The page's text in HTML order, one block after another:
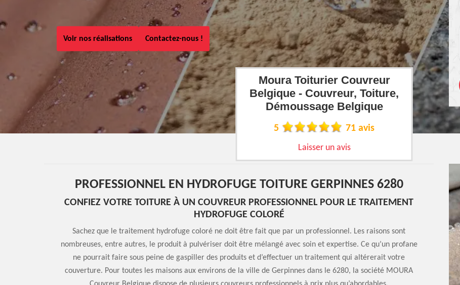
Voir nos réalisations Contactez-nous !
Moura Toiturier Couvreur
Belgique - Couvreur, Toiture,
Démoussage Belgique
5 71 avis
Laisser un avis
PROFESSIONNEL EN HYDROFUGE TOITURE GERPINNES 6280
CONFIEZ VOTRE TOITURE À UN COUVREUR PROFESSIONNEL POUR LE TRAITEMENT
HYDROFUGE COLORÉ
Sachez que le traitement hydrofuge coloré ne doit être fait que par un professionnel. Les raisons sont
nombreuses, entre autres, le produit à pulvériser doit être mélangé avec soin et expertise. Ce qu’un profane
ne pourrait faire sous peine de gaspiller des produits et d’effectuer un traitement qui altérerait votre
couverture. Pour toutes les maisons aux environs de la ville de Gerpinnes dans le 6280, la société MOURA